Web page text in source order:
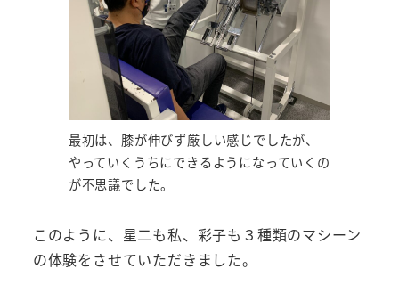
最初は、膝が伸びず厳しい感じでしたが、
やっていくうちにできるようになっていくの
が不思議でした。
このように、星二も私、彩子も３種類のマシーン
の体験をさせていただきました。